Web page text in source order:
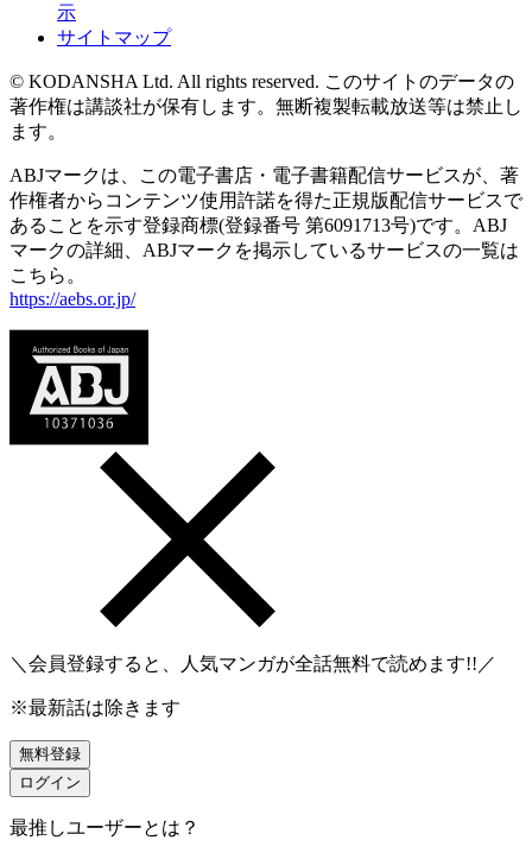
示
サイトマップ
© KODANSHA Ltd. All rights reserved. このサイトのデータの
著作権は講談社が保有します。無断複製転載放送等は禁止し
ます。
ABJマークは、この電子書店・電子書籍配信サービスが、著
作権者からコンテンツ使用許諾を得た正規版配信サービスで
あることを示す登録商標(登録番号 第6091713号)です。ABJ
マークの詳細、ABJマークを掲示しているサービスの一覧は
こちら。
https://aebs.or.jp/
＼会員登録すると、人気マンガが全話無料で読めます!!／
※最新話は除きます
無料登録
ログイン
最推しユーザーとは？